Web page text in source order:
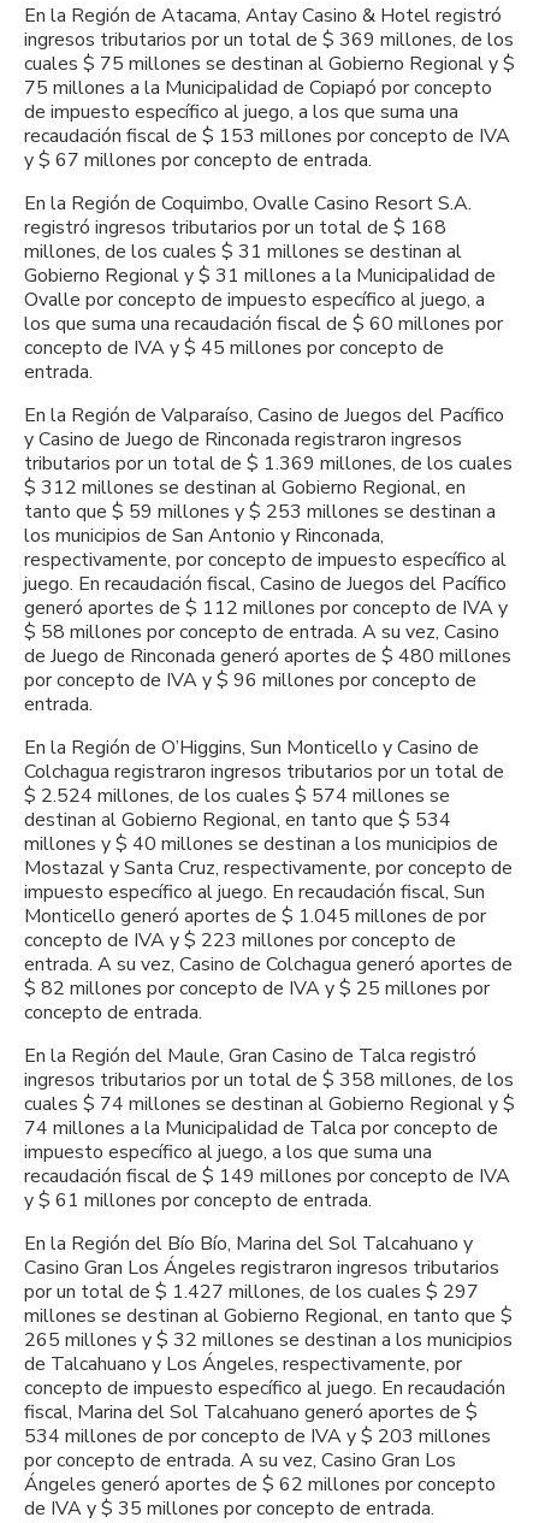
En la Región de Atacama, Antay Casino & Hotel registró
ingresos tributarios por un total de $ 369 millones, de los
cuales $ 75 millones se destinan al Gobierno Regional y $
75 millones a la Municipalidad de Copiapó por concepto
de impuesto específico al juego, a los que suma una
recaudación fiscal de $ 153 millones por concepto de IVA
y $ 67 millones por concepto de entrada.
En la Región de Coquimbo, Ovalle Casino Resort S.A.
registró ingresos tributarios por un total de $ 168
millones, de los cuales $ 31 millones se destinan al
Gobierno Regional y $ 31 millones a la Municipalidad de
Ovalle por concepto de impuesto específico al juego, a
los que suma una recaudación fiscal de $ 60 millones por
concepto de IVA y $ 45 millones por concepto de
entrada.
En la Región de Valparaíso, Casino de Juegos del Pacífico
y Casino de Juego de Rinconada registraron ingresos
tributarios por un total de $ 1.369 millones, de los cuales
$ 312 millones se destinan al Gobierno Regional, en
tanto que $ 59 millones y $ 253 millones se destinan a
los municipios de San Antonio y Rinconada,
respectivamente, por concepto de impuesto específico al
juego. En recaudación fiscal, Casino de Juegos del Pacífico
generó aportes de $ 112 millones por concepto de IVA y
$ 58 millones por concepto de entrada. A su vez, Casino
de Juego de Rinconada generó aportes de $ 480 millones
por concepto de IVA y $ 96 millones por concepto de
entrada.
En la Región de O’Higgins, Sun Monticello y Casino de
Colchagua registraron ingresos tributarios por un total de
$ 2.524 millones, de los cuales $ 574 millones se
destinan al Gobierno Regional, en tanto que $ 534
millones y $ 40 millones se destinan a los municipios de
Mostazal y Santa Cruz, respectivamente, por concepto de
impuesto específico al juego. En recaudación fiscal, Sun
Monticello generó aportes de $ 1.045 millones de por
concepto de IVA y $ 223 millones por concepto de
entrada. A su vez, Casino de Colchagua generó aportes de
$ 82 millones por concepto de IVA y $ 25 millones por
concepto de entrada.
En la Región del Maule, Gran Casino de Talca registró
ingresos tributarios por un total de $ 358 millones, de los
cuales $ 74 millones se destinan al Gobierno Regional y $
74 millones a la Municipalidad de Talca por concepto de
impuesto específico al juego, a los que suma una
recaudación fiscal de $ 149 millones por concepto de IVA
y $ 61 millones por concepto de entrada.
En la Región del Bío Bío, Marina del Sol Talcahuano y
Casino Gran Los Ángeles registraron ingresos tributarios
por un total de $ 1.427 millones, de los cuales $ 297
millones se destinan al Gobierno Regional, en tanto que $
265 millones y $ 32 millones se destinan a los municipios
de Talcahuano y Los Ángeles, respectivamente, por
concepto de impuesto específico al juego. En recaudación
fiscal, Marina del Sol Talcahuano generó aportes de $
534 millones de por concepto de IVA y $ 203 millones
por concepto de entrada. A su vez, Casino Gran Los
Ángeles generó aportes de $ 62 millones por concepto
de IVA y $ 35 millones por concepto de entrada.